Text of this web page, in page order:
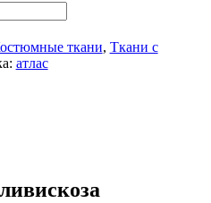
ткани, Ткани с
атлас